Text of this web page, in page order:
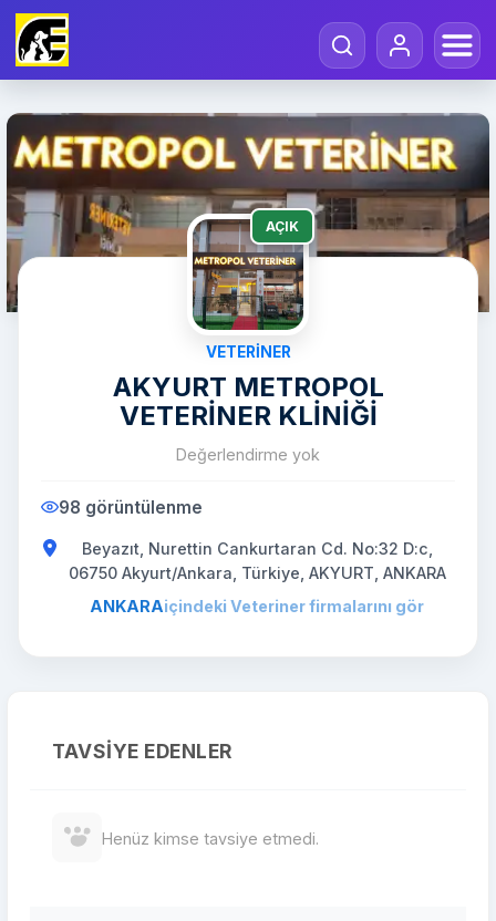
AÇIK
VETERINER
AKYURT METROPOL
VETERİNER KLİNİĞİ
Değerlendirme yok
98 görüntülenme
Beyazıt, Nurettin Cankurtaran Cd. No:32 D:c,
06750 Akyurt/Ankara, Türkiye, AKYURT, ANKARA
ANKARAiçindeki Veteriner firmalarını gör
TAVSIYE EDENLER
Henüz kimse tavsiye etmedi.